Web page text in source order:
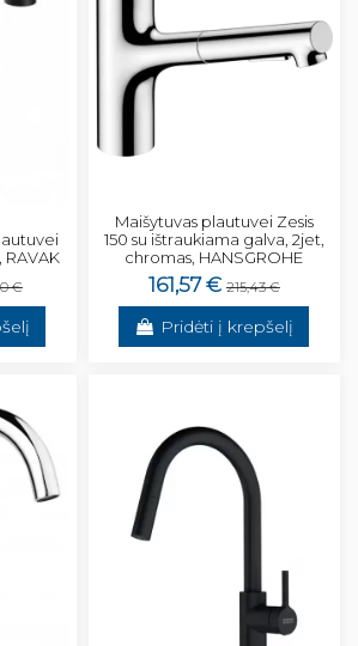
RAVAK
€
Maišytuvas plautuvei Zesis
150 su ištraukiama galva, 2jet,
chromas, HANSGROHE
161,57 € 215,43 €
Pridėti į krepšelį